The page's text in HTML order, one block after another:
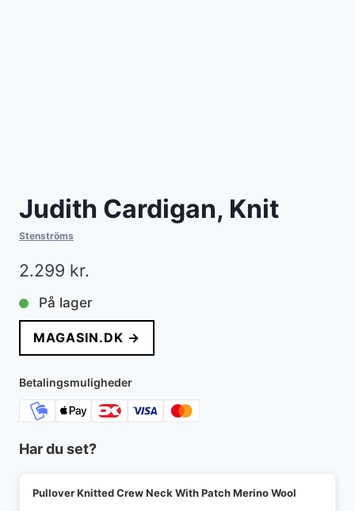
Judith Cardigan, Knit
Stenströms
2.299 kr.
På lager
MAGASIN.DK →
Betalingsmuligheder
Har du set?
Pullover Knitted Crew Neck With Patch Merino Wool